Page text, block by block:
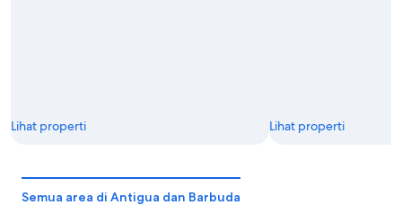
Lihat properti Lihat properti
Semua area di Antigua dan Barbuda